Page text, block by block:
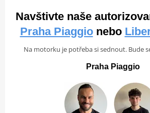
Navštivte naše
Praha Piaggionebo
Na motorku je potřeba si sednout. Bude
Praha Piaggio